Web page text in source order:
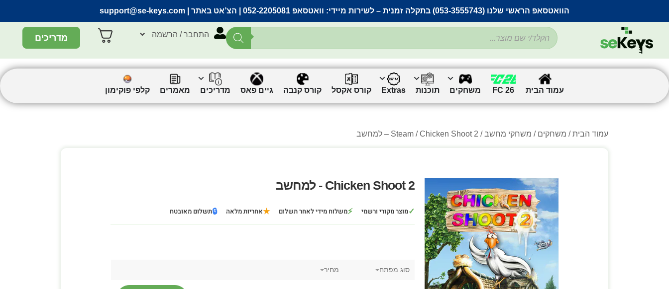
הוואטסאפ הראשי שלנו (053-3555743) בתקלה זמנית – לשירות מיידי: וואטסאפ 052-2205081 | הצ’אט באתר | support@se-keys.com
התחבר / הרשמה מדריכים
עמוד הבית FC 26 משחקים תוכנות Extras קורס אקסל קורס קנבה גיים פאס מדריכים מאמרים קלפי פוקימון
עמוד הבית/ משחקים / משחקי מחשב /
Steam / Chicken Shoot 2 – למחשב
Chicken Shoot 2 - למחשב
✓מוצר מקורי ורשמי ⚡משלוח מידי לאחר תשלום ★אחריות מלאה 🔒תשלום מאובטח
סוג מפתח מחיר